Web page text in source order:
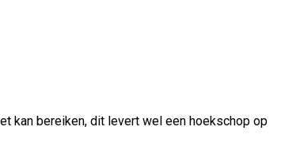
kan bereiken, dit levert wel een hoekschop op